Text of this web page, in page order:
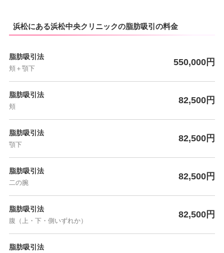
浜松にある浜松中央クリニックの脂肪吸引の料金
脂肪吸引法
頬＋顎下
550,000円
脂肪吸引法
頬
82,500円
脂肪吸引法
顎下
82,500円
脂肪吸引法
二の腕
82,500円
脂肪吸引法
腹（上・下・側いずれか）
82,500円
脂肪吸引法